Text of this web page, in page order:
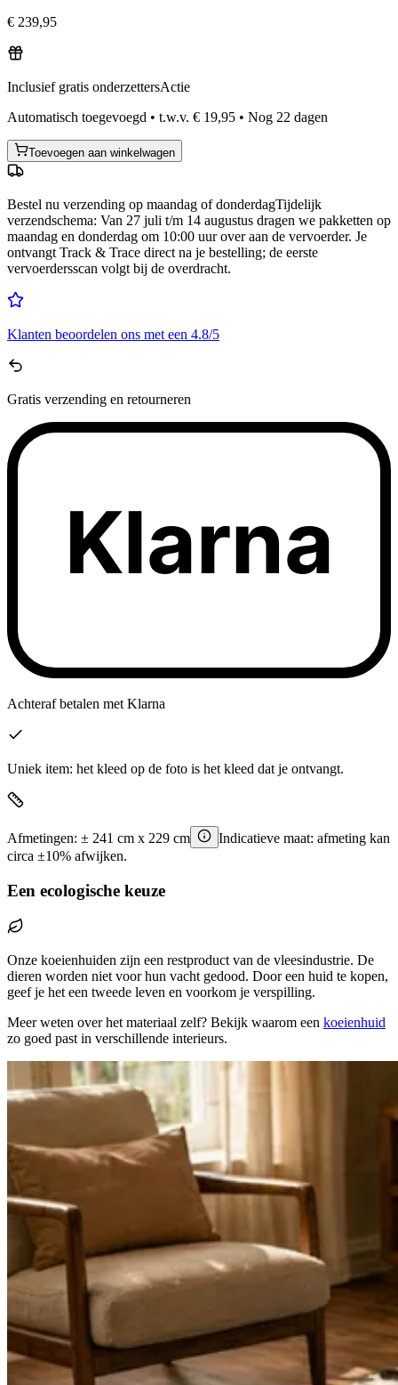
€ 239,95
Inclusief gratis onderzettersActie
Automatisch toegevoegd • t.w.v. € 19,95 • Nog 22 dagen
Toevoegen aan winkelwagen
Bestel nu verzending op maandag of donderdagTijdelijk
verzendschema: Van 27 juli t/m 14 augustus dragen we pakketten op
maandag en donderdag om 10:00 uur over aan de vervoerder. Je
ontvangt Track & Trace direct na je bestelling; de eerste
vervoerdersscan volgt bij de overdracht.
Klanten beoordelen ons met een 4.8/5
Gratis verzending en retourneren
Klarna
Achteraf betalen met Klarna
Uniek item: het kleed op de foto is het kleed dat je ontvangt.
Afmetingen: ± 241 cm x 229 cm
Indicatieve maat: afmeting kan
circa ±10% afwijken.
Een ecologische keuze
Onze koeienhuiden zijn een restproduct van de vleesindustrie. De
dieren worden niet voor hun vacht gedood. Door een huid te kopen,
geef je het een tweede leven en voorkom je verspilling.
Meer weten over het materiaal zelf? Bekijk waarom een koeienhuid
zo goed past in verschillende interieurs.